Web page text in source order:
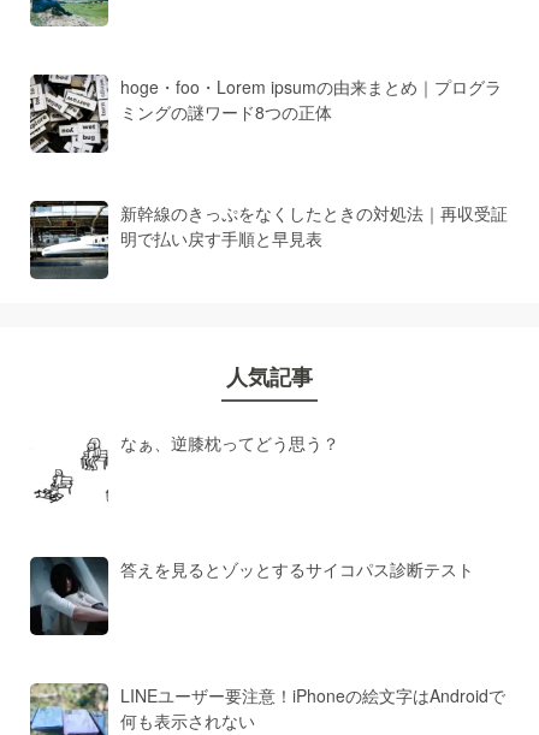
hoge・foo・Lorem ipsumの由来まとめ｜プログラ
ミングの謎ワード8つの正体
新幹線のきっぷをなくしたときの対処法｜再収受証
明で払い戻す手順と早見表
人気記事
なぁ、逆膝枕ってどう思う？
答えを見るとゾッとするサイコパス診断テスト
LINEユーザー要注意！iPhoneの絵文字はAndroidで
何も表示されない